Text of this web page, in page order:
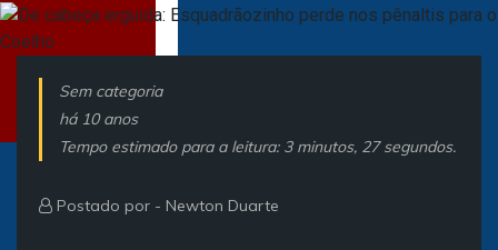
Sem categoria
há 10 anos
Tempo estimado para a leitura: 3 minutos, 27 segundos.
Postado por - Newton Duarte